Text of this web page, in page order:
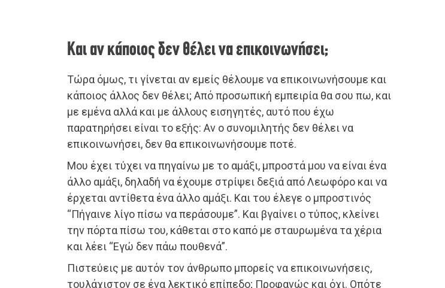
Και αν κάποιος δεν θέλει να επικοινωνήσει;
Τώρα όμως, τι γίνεται αν εμείς θέλουμε να επικοινωνήσουμε και
κάποιος άλλος δεν θέλει; Από προσωπική εμπειρία θα σου πω, και
με εμένα αλλά και με άλλους εισηγητές, αυτό που έχω
παρατηρήσει είναι το εξής: Αν ο συνομιλητής δεν θέλει να
επικοινωνήσει, δεν θα επικοινωνήσουμε ποτέ.
Μου έχει τύχει να πηγαίνω με το αμάξι, μπροστά μου να είναι ένα
άλλο αμάξι, δηλαδή να έχουμε στρίψει δεξιά από Λεωφόρο και να
έρχεται αντίθετα ένα άλλο αμάξι. Και του έλεγε ο μπροστινός
“Πήγαινε λίγο πίσω να περάσουμε”. Και βγαίνει ο τύπος, κλείνει
την πόρτα πίσω του, κάθεται στο καπό με σταυρωμένα τα χέρια
και λέει “Εγώ δεν πάω πουθενά”.
Πιστεύεις με αυτόν τον άνθρωπο μπορείς να επικοινωνήσεις,
τουλάχιστον σε ένα λεκτικό επίπεδο; Προφανώς και όχι. Οπότε